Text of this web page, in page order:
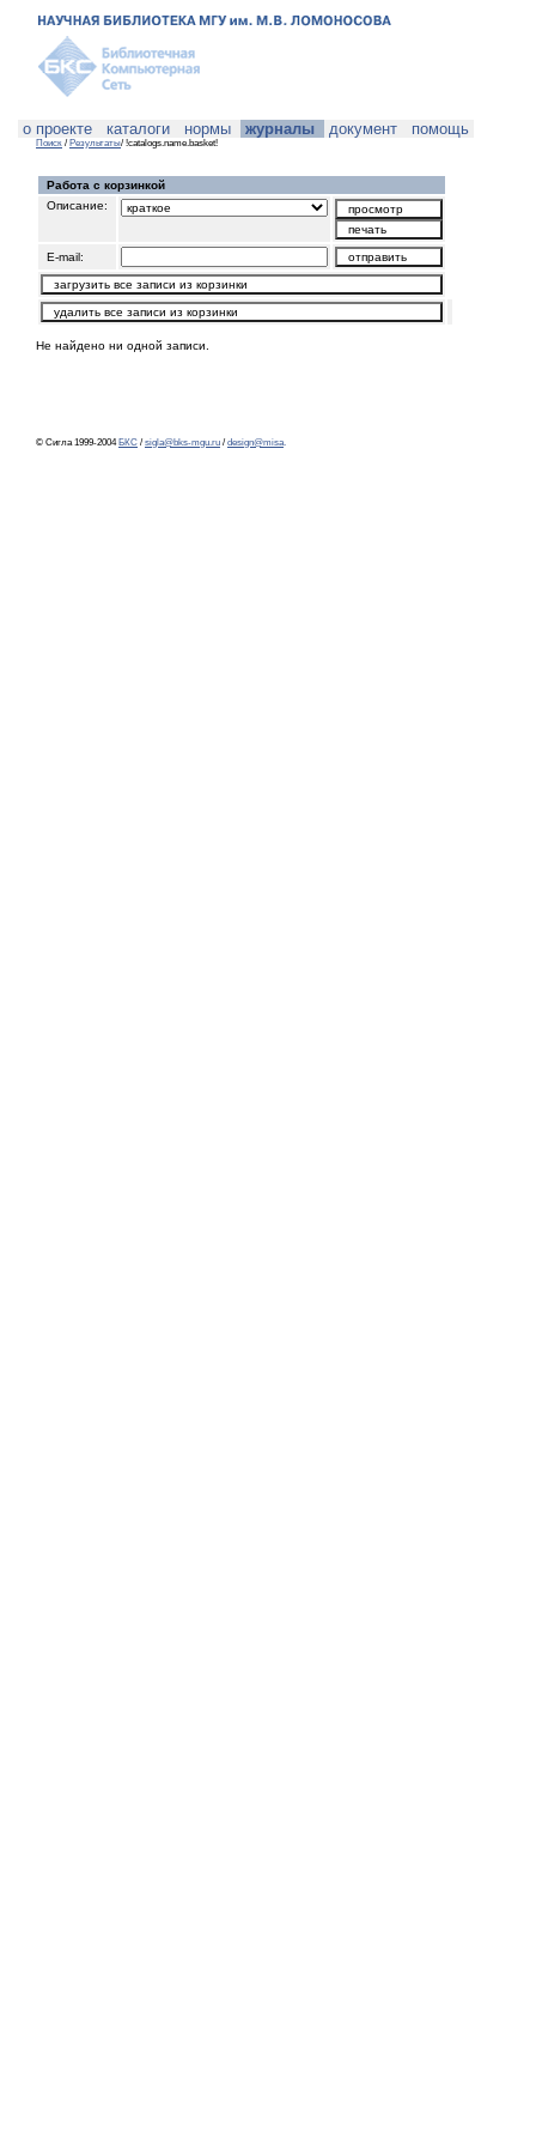
о проекте каталоги нормы журналы документ помощь
Поиск / Результаты/ !catalogs.name.basket!
Работа с корзинкой
Описание:
E-mail:
Не найдено ни одной записи.
© Сигла 1999-2004 БКС / sigla@bks-mgu.ru / design@misa.